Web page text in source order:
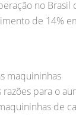
no Brasil
de 14%
maquininhas
para o
de